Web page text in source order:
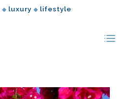
◆ luxury ◆ lifestyle